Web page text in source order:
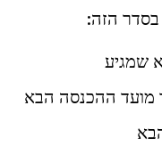
הזה:
שמגיע
מועד ההכנסה הבא